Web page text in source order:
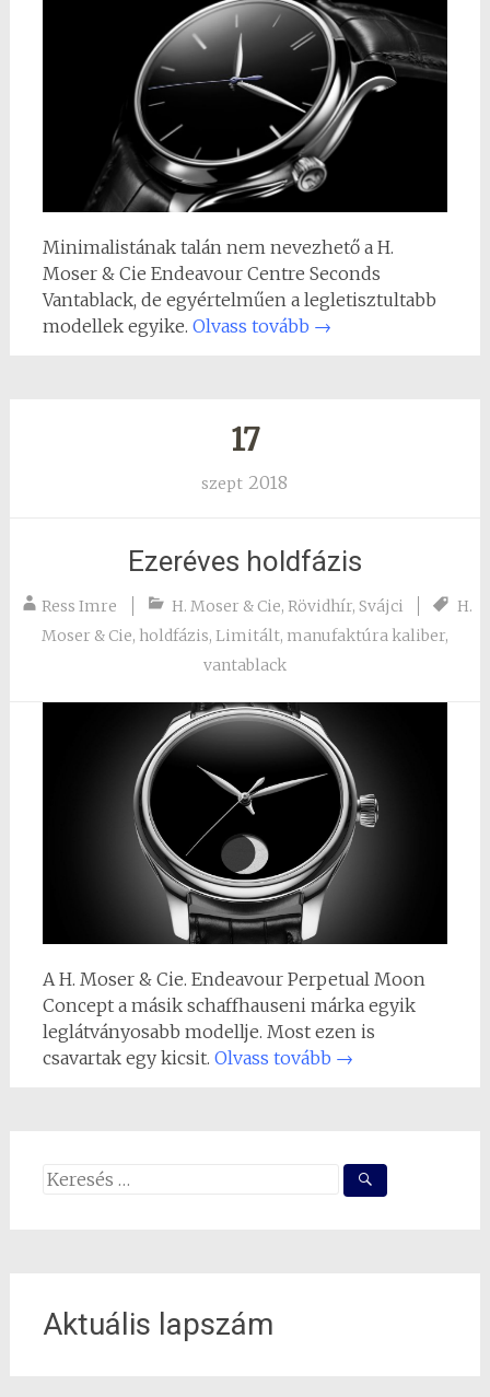
Minimalistának talán nem nevezhető a H.
Moser & Cie Endeavour Centre Seconds
Vantablack, de egyértelműen a legletisztultabb
modellek egyike. Olvass tovább →
17
szept 2018
Ezeréves holdfázis
Ress Imre H. Moser & Cie, Rövidhír, Svájci
H.
Moser & Cie, holdfázis, Limitált, manufaktúra kaliber,
vantablack
A H. Moser & Cie. Endeavour Perpetual Moon
Concept a másik schaffhauseni márka egyik
leglátványosabb modellje. Most ezen is
csavartak egy kicsit. Olvass tovább →
Search
Aktuális lapszám